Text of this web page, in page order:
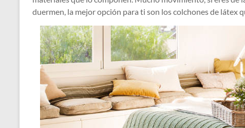
duermen, la mejor opción para ti son los colchones de látex